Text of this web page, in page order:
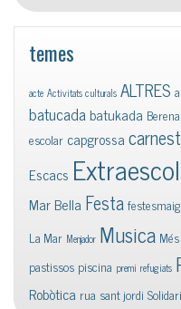
temes
acte Activitats culturals ALTRES
batucadabatukada
escolar capgrossa
Escacs
Mar Bella Festafestesmaig
La Mar Menjador Musica
pastissos piscina premi refugiats
Robòtica rua sant jordi